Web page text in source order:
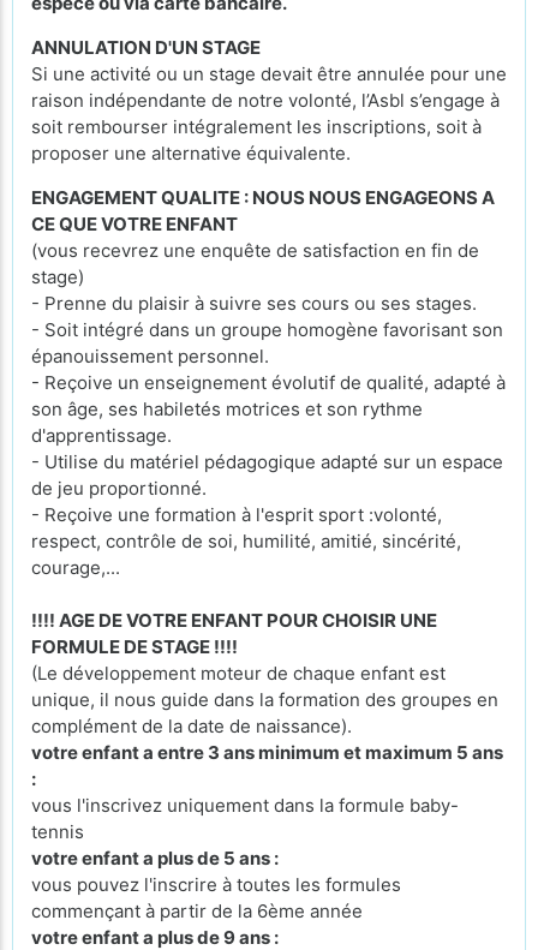
ANNULATION D'UN STAGE
Si une activité ou un stage devait être annulée pour une
raison indépendante de notre volonté, l’Asbl s’engage à
soit rembourser intégralement les inscriptions, soit à
proposer une alternative équivalente.
ENGAGEMENT QUALITE : NOUS NOUS ENGAGEONS A
CE QUE VOTRE ENFANT
(vous recevrez une enquête de satisfaction en fin de
stage)
- Prenne du plaisir à suivre ses cours ou ses stages.
- Soit intégré dans un groupe homogène favorisant son
épanouissement personnel.
- Reçoive un enseignement évolutif de qualité, adapté à
son âge, ses habiletés motrices et son rythme
d'apprentissage.
- Utilise du matériel pédagogique adapté sur un espace
de jeu proportionné.
- Reçoive une formation à l'esprit sport :volonté,
respect, contrôle de soi, humilité, amitié, sincérité,
courage,...
!!!! AGE DE VOTRE ENFANT POUR CHOISIR UNE
FORMULE DE STAGE !!!!
(Le développement moteur de chaque enfant est
unique, il nous guide dans la formation des groupes en
complément de la date de naissance).
votre enfant a entre 3 ans minimum et maximum 5 ans
:
vous l'inscrivez uniquement dans la formule baby-
tennis
votre enfant a plus de 5 ans :
vous pouvez l'inscrire à toutes les formules
commençant à partir de la 6ème année
votre enfant a plus de 9 ans :